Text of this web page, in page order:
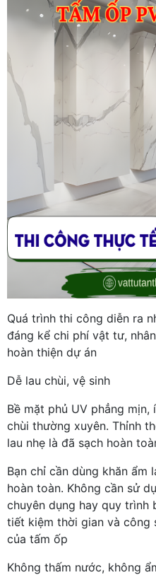
Quá trình thi công diễn ra
đáng kể chi phí vật tư,
hoàn thiện dự án
Dễ lau chùi, vệ sinh
Bề mặt phủ UV phẳng
chùi thường xuyên. Thỉnh
lau nhẹ là đã sạch hoàn
Bạn chỉ cần dùng khăn ẩm
hoàn toàn. Không cần sử
chuyên dụng hay quy trình
tiết kiệm thời gian và
của tấm ốp
Không thấm nước, không